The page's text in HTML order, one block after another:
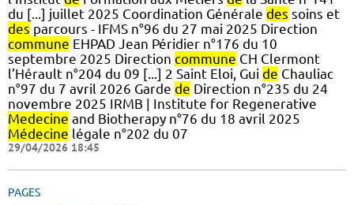
du [...] juillet 2025 Coordination Générale des soins et
des parcours - IFMS n°96 du 27 mai 2025 Direction
commune EHPAD Jean Péridier n°176 du 10
septembre 2025 Direction commune CH Clermont
l’Hérault n°204 du 09 [...] 2 Saint Eloi, Gui de Chauliac
n°97 du 7 avril 2026 Garde de Direction n°235 du 24
novembre 2025 IRMB | Institute for Regenerative
Medecine and Biotherapy n°76 du 18 avril 2025
Médecine légale n°202 du 07
29/04/2026 18:45
PAGES